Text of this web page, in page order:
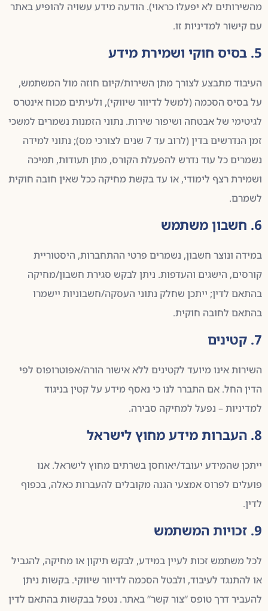
מהשירותים לא יפעלו כראוי). הודעה מידע עשויה להופיע באתר
עם קישור למדיניות זו.
5. בסיס חוקי ושמירת מידע
העיבוד מתבצע לצורך מתן השירות/קיום חוזה מול המשתמש,
על בסיס הסכמה (למשל לדיוור שיווקי), ולעיתים מכוח אינטרס
לגיטימי של אבטחה ושיפור שירות. נתוני הזמנות נשמרים למשכי
זמן הנדרשים בדין (לרוב עד 7 שנים לצורכי מס); נתוני למידה
נשמרים כל עוד נדרש להפעלת הקורס, מתן תעודות, תמיכה
ושמירת רצף לימודי, או עד בקשת מחיקה ככל שאין חובה חוקית
לשמרם.
6. חשבון משתמש
במידה ונוצר חשבון, נשמרים פרטי ההתחברות, היסטוריית
קורסים, הישגים והעדפות. ניתן לבקש סגירת חשבון/מחיקה
בהתאם לדין; ייתכן שחלק נתוני העסקה/חשבוניות יישמרו
בהתאם לחובה חוקית.
7. קטינים
השירות אינו מיועד לקטינים ללא אישור הורה/אפוטרופוס לפי
הדין החל. אם התברר לנו כי נאסף מידע על קטין בניגוד
למדיניות – נפעל למחיקה סבירה.
8. העברות מידע מחוץ לישראל
ייתכן שהמידע יעובד/יאוחסן בשרתים מחוץ לישראל. אנו
פועלים לפרוס אמצעי הגנה מקובלים להעברות כאלה, בכפוף
לדין.
9. זכויות המשתמש
לכל משתמש זכות לעיין במידע, לבקש תיקון או מחיקה, להגביל
או להתנגד לעיבוד, ולבטל הסכמה לדיוור שיווקי. בקשות ניתן
להעביר דרך טופס “צור קשר” באתר. נטפל בבקשות בהתאם לדין